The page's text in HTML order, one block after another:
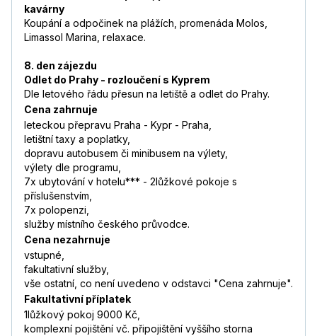
kavárny
Koupání a odpočinek na plážích, promenáda Molos,
Limassol Marina, relaxace.
8. den zájezdu
Odlet do Prahy - rozloučení s Kyprem
Dle letového řádu přesun na letiště a odlet do Prahy.
Cena zahrnuje
leteckou přepravu Praha - Kypr - Praha,
letištní taxy a poplatky,
dopravu autobusem či minibusem na výlety,
výlety dle programu,
7x ubytování v hotelu*** - 2lůžkové pokoje s
příslušenstvím,
7x polopenzi,
služby místního českého průvodce.
Cena nezahrnuje
vstupné,
fakultativní služby,
vše ostatní, co není uvedeno v odstavci "Cena zahrnuje".
Fakultativní příplatek
1lůžkový pokoj 9000 Kč,
komplexní pojištění vč. připojištění vyššího storna